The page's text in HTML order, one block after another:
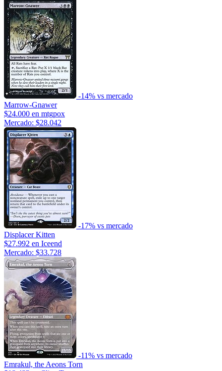
-14% vs mercado
Marrow-Gnawer
$24.000 en mtgpox
Mercado: $28.042
-17% vs mercado
Displacer Kitten
$27.992 en Iceend
Mercado: $33.728
-11% vs mercado
Emrakul, the Aeons Torn